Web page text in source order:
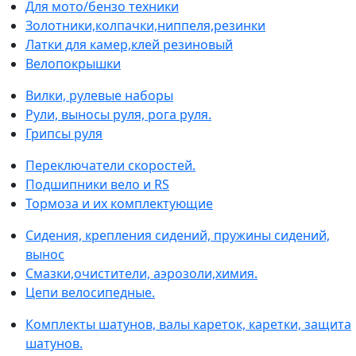
Для мото/бензо техники
Золотники,колпачки,ниппеля,резинки
Латки для камер,клей резиновый
Велопокрышки
Вилки, рулевые наборы
Рули, выносы руля, рога руля.
Грипсы руля
Переключатели скоростей.
Подшипники вело и RS
Тормоза и их комплектующие
Сидения, крепления сидений, пружины сидений,
вынос
Смазки,очистители, аэрозоли,химия.
Цепи велосипедные.
Комплекты шатунов, валы кареток, каретки, защита
шатунов.